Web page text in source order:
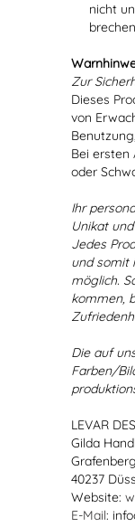
nicht
Zur
Dieses
von
Bei ersten
oder
Ihr
Unikat
Jedes
und somit
möglich.
kommen,
Die auf
Farben/
LEVAR
Gilda
40237
Website:
E-Mail: